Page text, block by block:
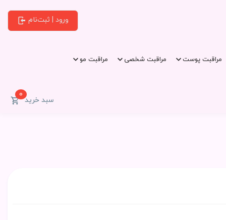
ورود | ثبت‌نام
مراقبت پوست مراقبت شخصی مراقبت مو
سبد خرید0